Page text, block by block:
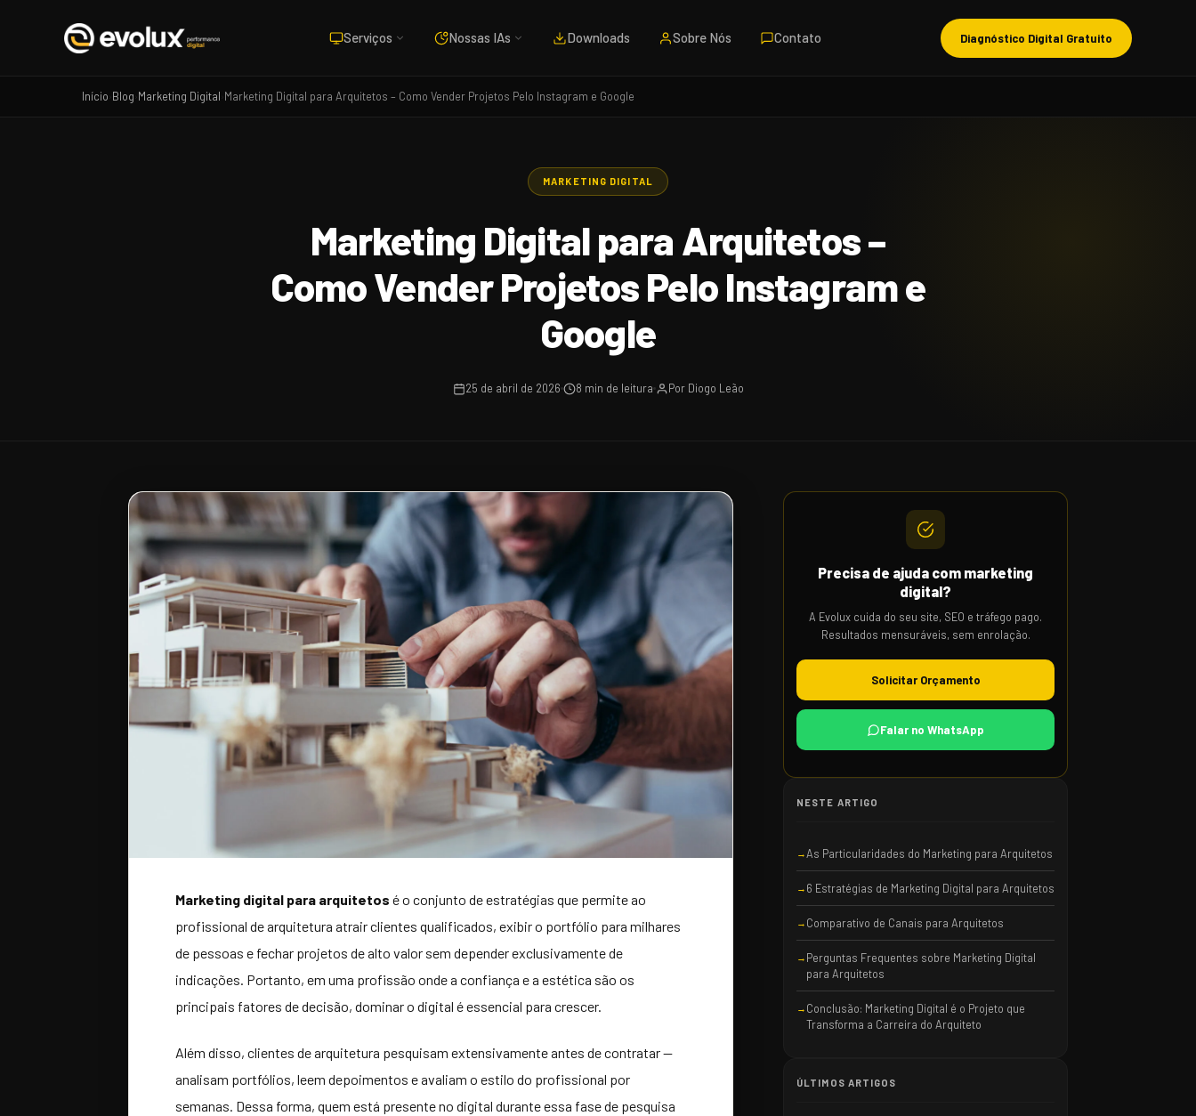
Serviços Nossas IAs Downloads Sobre Nós Contato Diagnóstico Digital Gratuito
Início Blog Marketing Digital Marketing Digital para Arquitetos – Como Vender Projetos Pelo Instagram e Google
MARKETING DIGITAL
Marketing Digital para Arquitetos –
Como Vender Projetos Pelo Instagram e
Google
25 de abril de 2026 8 min de leitura Por Diogo Leão
Marketing digital para arquitetos é o conjunto de estratégias que permite ao
profissional de arquitetura atrair clientes qualificados, exibir o portfólio para milhares
de pessoas e fechar projetos de alto valor sem depender exclusivamente de
indicações. Portanto, em uma profissão onde a confiança e a estética são os
principais fatores de decisão, dominar o digital é essencial para crescer.
Além disso, clientes de arquitetura pesquisam extensivamente antes de contratar —
analisam portfólios, leem depoimentos e avaliam o estilo do profissional por
semanas. Dessa forma, quem está presente no digital durante essa fase de pesquisa
Precisa de ajuda com marketing
digital?
A Evolux cuida do seu site, SEO e tráfego pago.
Resultados mensuráveis, sem enrolação.
Solicitar Orçamento
Falar no WhatsApp
NESTE ARTIGO
As Particularidades do Marketing para Arquitetos
6 Estratégias de Marketing Digital para Arquitetos
Comparativo de Canais para Arquitetos
Perguntas Frequentes sobre Marketing Digital
para Arquitetos
Conclusão: Marketing Digital é o Projeto que
Transforma a Carreira do Arquiteto
ÚLTIMOS ARTIGOS